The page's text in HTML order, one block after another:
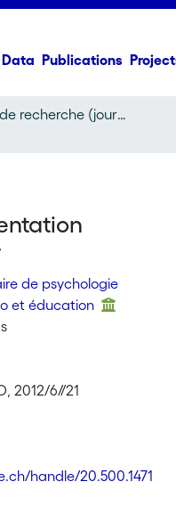
Data Publications
Article de recherche (journal article)
de psychologie
et éducation
2012/6//21
handle/20.500.1471